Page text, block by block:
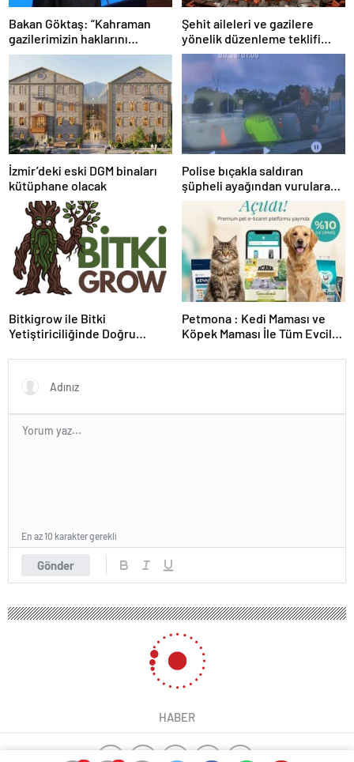
Bakan Göktaş: “Kahraman
gazilerimizin haklarını
güçlendiren yeni bir dönemin
kapılarını aralıyoruz”
Şehit aileleri ve gazilere
yönelik düzenleme teklifi
Meclis’te kabul edildi
İzmir’deki eski DGM binaları
kütüphane olacak
Polise bıçakla saldıran
şüpheli ayağından vurularak
yakalandı
Bitkigrow ile Bitki
Yetiştiriciliğinde Doğru
Petmona : Kedi Maması ve
Köpek Maması İle Tüm Evcil
Gönder
En az 10 karakter gerekli
HABER